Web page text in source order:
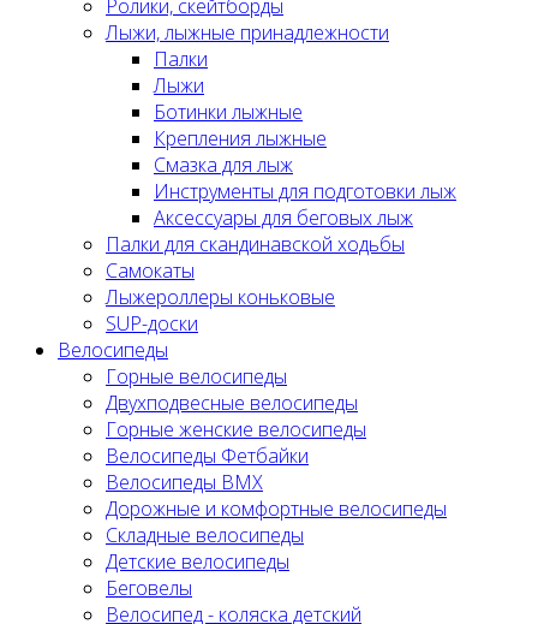
Ролики, скейтборды
Лыжи, лыжные принадлежности
Палки
Лыжи
Ботинки лыжные
Крепления лыжные
Смазка для лыж
Инструменты для подготовки лыж
Аксессуары для беговых лыж
Палки для скандинавской ходьбы
Самокаты
Лыжероллеры коньковые
SUP-доски
Велосипеды
Горные велосипеды
Двухподвесные велосипеды
Горные женские велосипеды
Велосипеды Фетбайки
Велосипеды BMX
Дорожные и комфортные велосипеды
Складные велосипеды
Детские велосипеды
Беговелы
Велосипед - коляска детский